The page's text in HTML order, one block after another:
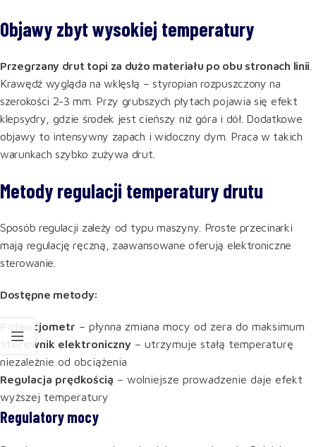
Objawy zbyt wysokiej temperatury
Przegrzany drut topi za dużo materiału po obu stronach linii
Krawędź wygląda na wklęsłą – styropian rozpuszczony na
szerokości 2-3 mm. Przy grubszych płytach pojawia się efekt
klepsydry, gdzie środek jest cieńszy niż góra i dół. Dodatkowe
objawy to intensywny zapach i widoczny dym. Praca w takich
warunkach szybko zużywa drut.
Metody regulacji temperatury drutu
Sposób regulacji zależy od typu maszyny. Proste przecinarki
mają regulację ręczną, zaawansowane oferują elektroniczne
sterowanie.
Dostępne metody:
Potencjometr – płynna zmiana mocy od zera do maksimum
Sterownik elektroniczny – utrzymuje stałą temperaturę
niezależnie od obciążenia
Regulacja prędkością – wolniejsze prowadzenie daje efekt
wyższej temperatury
Regulatory mocy